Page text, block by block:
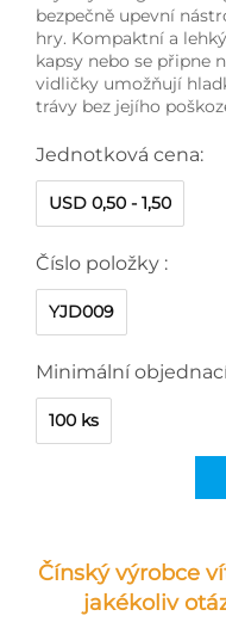
bezpečně upevní
hry. Kompaktní a
kapsy nebo se připne
vidličky umožňují
trávy bez jejího
Jednotková cena:
USD 0,50 - 1,50
Číslo položky :
YJD009
Minimální
100 ks
Čínský výrobce
jakékoliv